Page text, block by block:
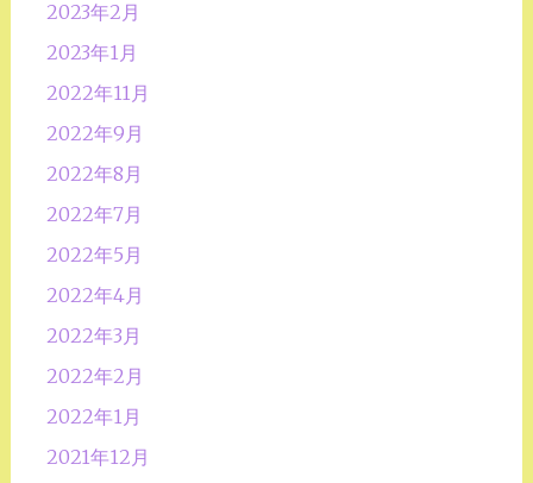
2023年2月
2023年1月
2022年11月
2022年9月
2022年8月
2022年7月
2022年5月
2022年4月
2022年3月
2022年2月
2022年1月
2021年12月